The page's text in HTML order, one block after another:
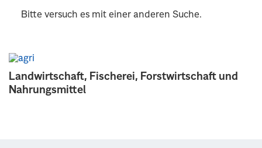
Landwirtschaft, Fischerei, Forstwirtschaft und
Nahrungsmittel
Bitte versuch es mit einer anderen Suche.